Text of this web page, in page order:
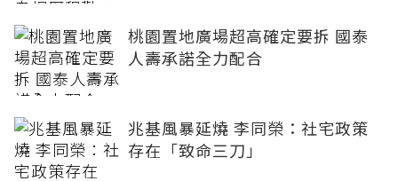
桃園置地廣場超高確定要拆 國泰
人壽承諾全力配合
兆基風暴延燒 李同榮：社宅政策
存在「致命三刀」